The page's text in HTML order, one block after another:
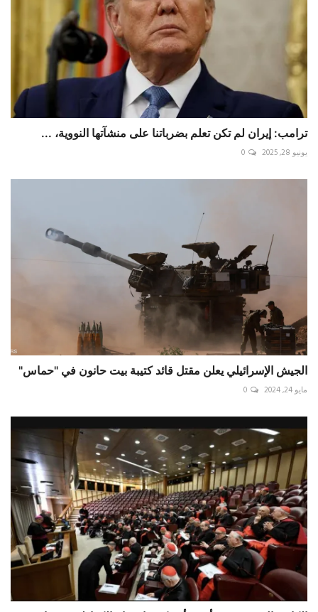
ترامب: إيران لم تكن تعلم بضرباتنا على منشآتها النووية، ...
يونيو 28, 2025 0
الجيش الإسرائيلي يعلن مقتل قائد كتيبة بيت حانون في "حماس"
مايو 24, 2024 0